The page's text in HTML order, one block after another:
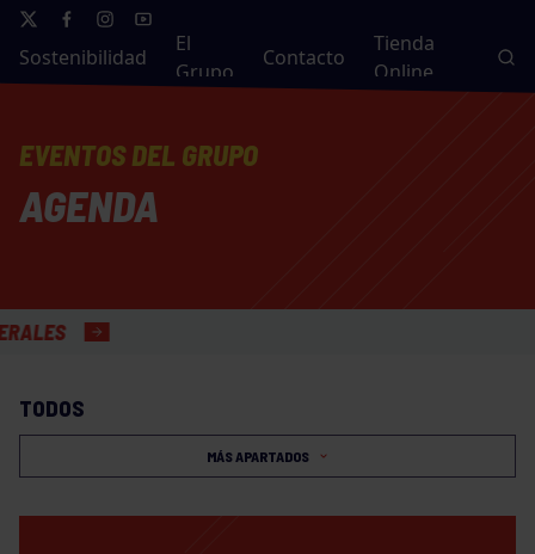
Sostenibilidad
El
Grupo
Contacto
Tienda
Online
EVENTOS DEL GRUPO
AGENDA
TODOS
MÁS APARTADOS